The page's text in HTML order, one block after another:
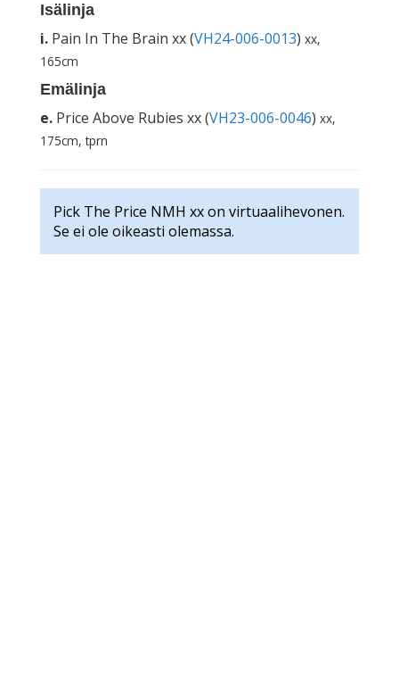
Isälinja
i. Pain In The Brain xx (VH24-006-0013) xx,
165cm
Emälinja
e. Price Above Rubies xx (VH23-006-0046) xx,
175cm, tprn
Pick The Price NMH xx on virtuaalihevonen.
Se ei ole oikeasti olemassa.